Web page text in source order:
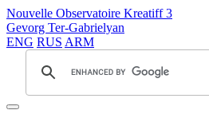
Nouvelle Observatoire Kreatiff 3
Gevorg Ter-Gabrielyan
ENG RUS ARM